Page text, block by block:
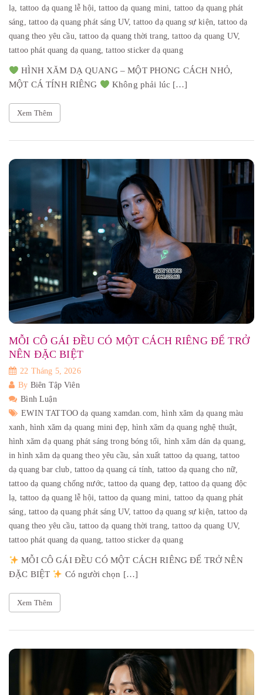
lạ, tattoo dạ quang lễ hội,tattoo dạ quang mini, tattoo dạ quang phát
sáng, tattoo dạ quang phát sáng UV,tattoo dạ quang sự kiện,tattoo dạ
quang theo yêu cầu,tattoo dạ quang thời trang,tattoo dạ quang UV,
tattoo phát quang dạ quang,tattoo sticker dạ quang
HÌNH XĂM DẠ QUANG – MỘT PHONG CÁCH NHỎ,
MỘT CÁ TÍNH RIÊNG
Không phải lúc […]
Xem Thêm
MỖI CÔ GÁI ĐỀU CÓ MỘT CÁCH RIÊNG ĐỂ TRỞ
NÊN ĐẶC BIỆT
22 Tháng 5, 2026
By Biên Tập Viên
Bình Luận
EWIN TATTOO dạ quang xamdan.com,hình xăm dạ quang màu
xanh, hình xăm dạ quang mini đẹp,hình xăm dạ quang nghệ thuật,
hình xăm dạ quang phát sáng trong bóng tối, hình xăm dán dạ quang,
in hình xăm dạ quang theo yêu cầu,sản xuất tattoo dạ quang,tattoo
dạ quang bar club, tattoo dạ quang cá tính, tattoo dạ quang cho nữ,
tattoo dạ quang chống nước,tattoo dạ quang đẹp,tattoo dạ quang độc
lạ, tattoo dạ quang lễ hội,tattoo dạ quang mini, tattoo dạ quang phát
sáng, tattoo dạ quang phát sáng UV,tattoo dạ quang sự kiện,tattoo dạ
quang theo yêu cầu,tattoo dạ quang thời trang,tattoo dạ quang UV,
tattoo phát quang dạ quang,tattoo sticker dạ quang
MỖI CÔ GÁI ĐỀU CÓ MỘT CÁCH RIÊNG ĐỂ TRỞ NÊN
ĐẶC BIỆT
Có người chọn […]
Xem Thêm